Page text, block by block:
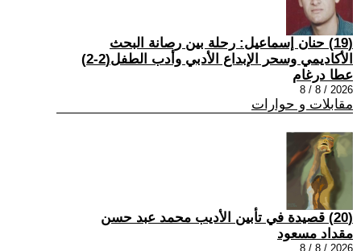
(19) حنان إسماعيل: رحلة بين رصانة البحث
الأكاديمي وسحر الإبداع الأدبي وأدب الطفل(2-2)
عطا درغام
2026 / 8 / 8
مقابلات و حوارات
(20) قصيدة في تأبين الأديب محمد عبد حسن
مقداد مسعود
2026 / 8 / 8